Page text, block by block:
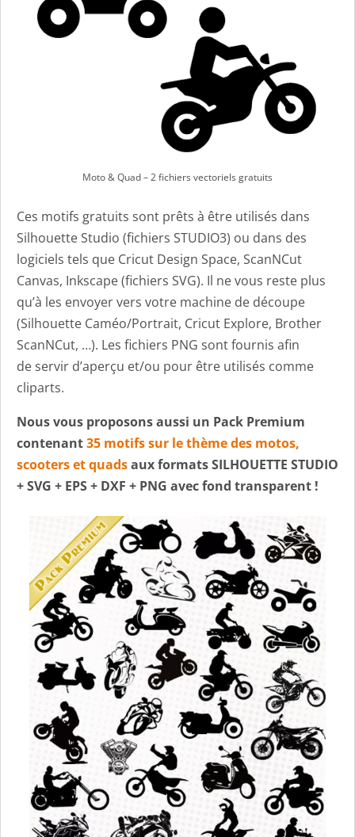
Moto & Quad – 2 fichiers vectoriels gratuits
Ces motifs gratuits sont prêts à être utilisés dans
Silhouette Studio (fichiers STUDIO3) ou dans des
logiciels tels que Cricut Design Space, ScanNCut
Canvas, Inkscape (fichiers SVG). Il ne vous reste plus
qu’à les envoyer vers votre machine de découpe
(Silhouette Caméo/Portrait, Cricut Explore, Brother
ScanNCut, …). Les fichiers PNG sont fournis afin
de servir d’aperçu et/ou pour être utilisés comme
cliparts.
Nous vous proposons aussi un Pack Premium
contenant35 motifs sur le thème des motos,
scooters et quadsaux formats SILHOUETTE STUDIO
+ SVG + EPS + DXF + PNG avec fond transparent !